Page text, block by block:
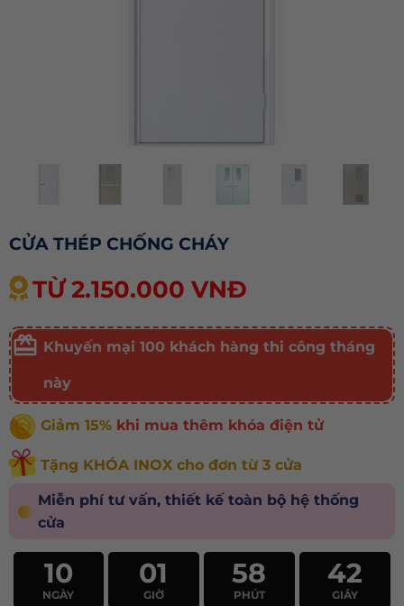
CỬA THÉP CHỐNG CHÁY
TỪ 2.150.000 VNĐ
Khuyến mại 100 khách hàng thi công tháng
này
Giảm 15%khi mua thêm khóa điện tử
Tặng KHÓA INOX cho đơn từ 3 cửa
Miễn phí tư vấn, thiết kế toàn bộ hệ thống
cửa
10
NGÀY
01
GIỜ
58
PHÚT
40
GIÂY